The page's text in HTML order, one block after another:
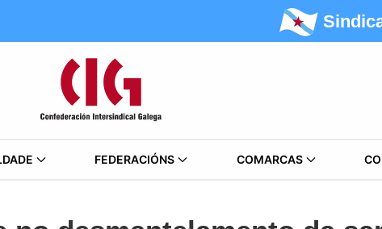
FEDERACIÓNS COMARCAS